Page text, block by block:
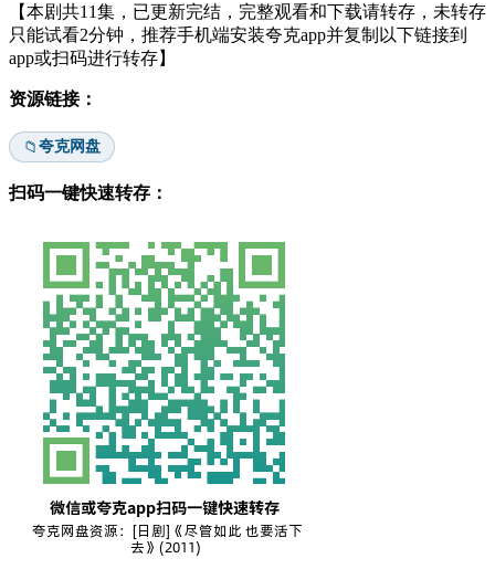
【本剧共11集，已更新完结，完整观看和下载请转存，未转存
只能试看2分钟，推荐手机端安装夸克app并复制以下链接到
app或扫码进行转存】
资源链接：
📁夸克网盘
扫码一键快速转存：